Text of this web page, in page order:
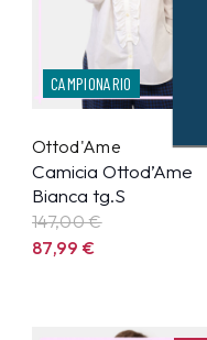
CAMPIONARIO
Ottod'Ame
Camicia Ottod’Ame
Bianca tg.S
147,00 €
87,99€